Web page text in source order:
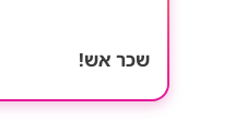
שכר אש!